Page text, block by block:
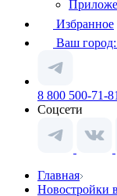
Избранное
Ваш город:
8 800 500-71-81
Соцсети
Главная
Новостройки